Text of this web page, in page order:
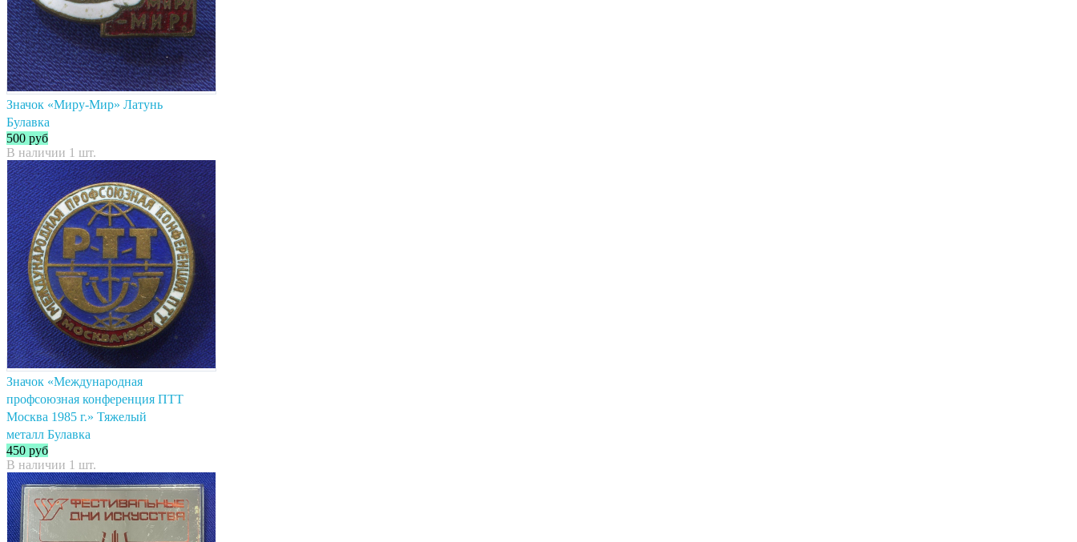
Значок «Миру-Мир» Латунь
Булавка
500 руб
В наличии 1 шт.
Значок «Международная
профсоюзная конференция ПТТ
Москва 1985 г.» Тяжелый
металл Булавка
450 руб
В наличии 1 шт.